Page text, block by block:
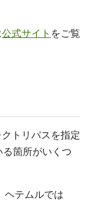
公式サイト をご覧
トリパスを指定
箇所がいくつ
ヘテムルでは